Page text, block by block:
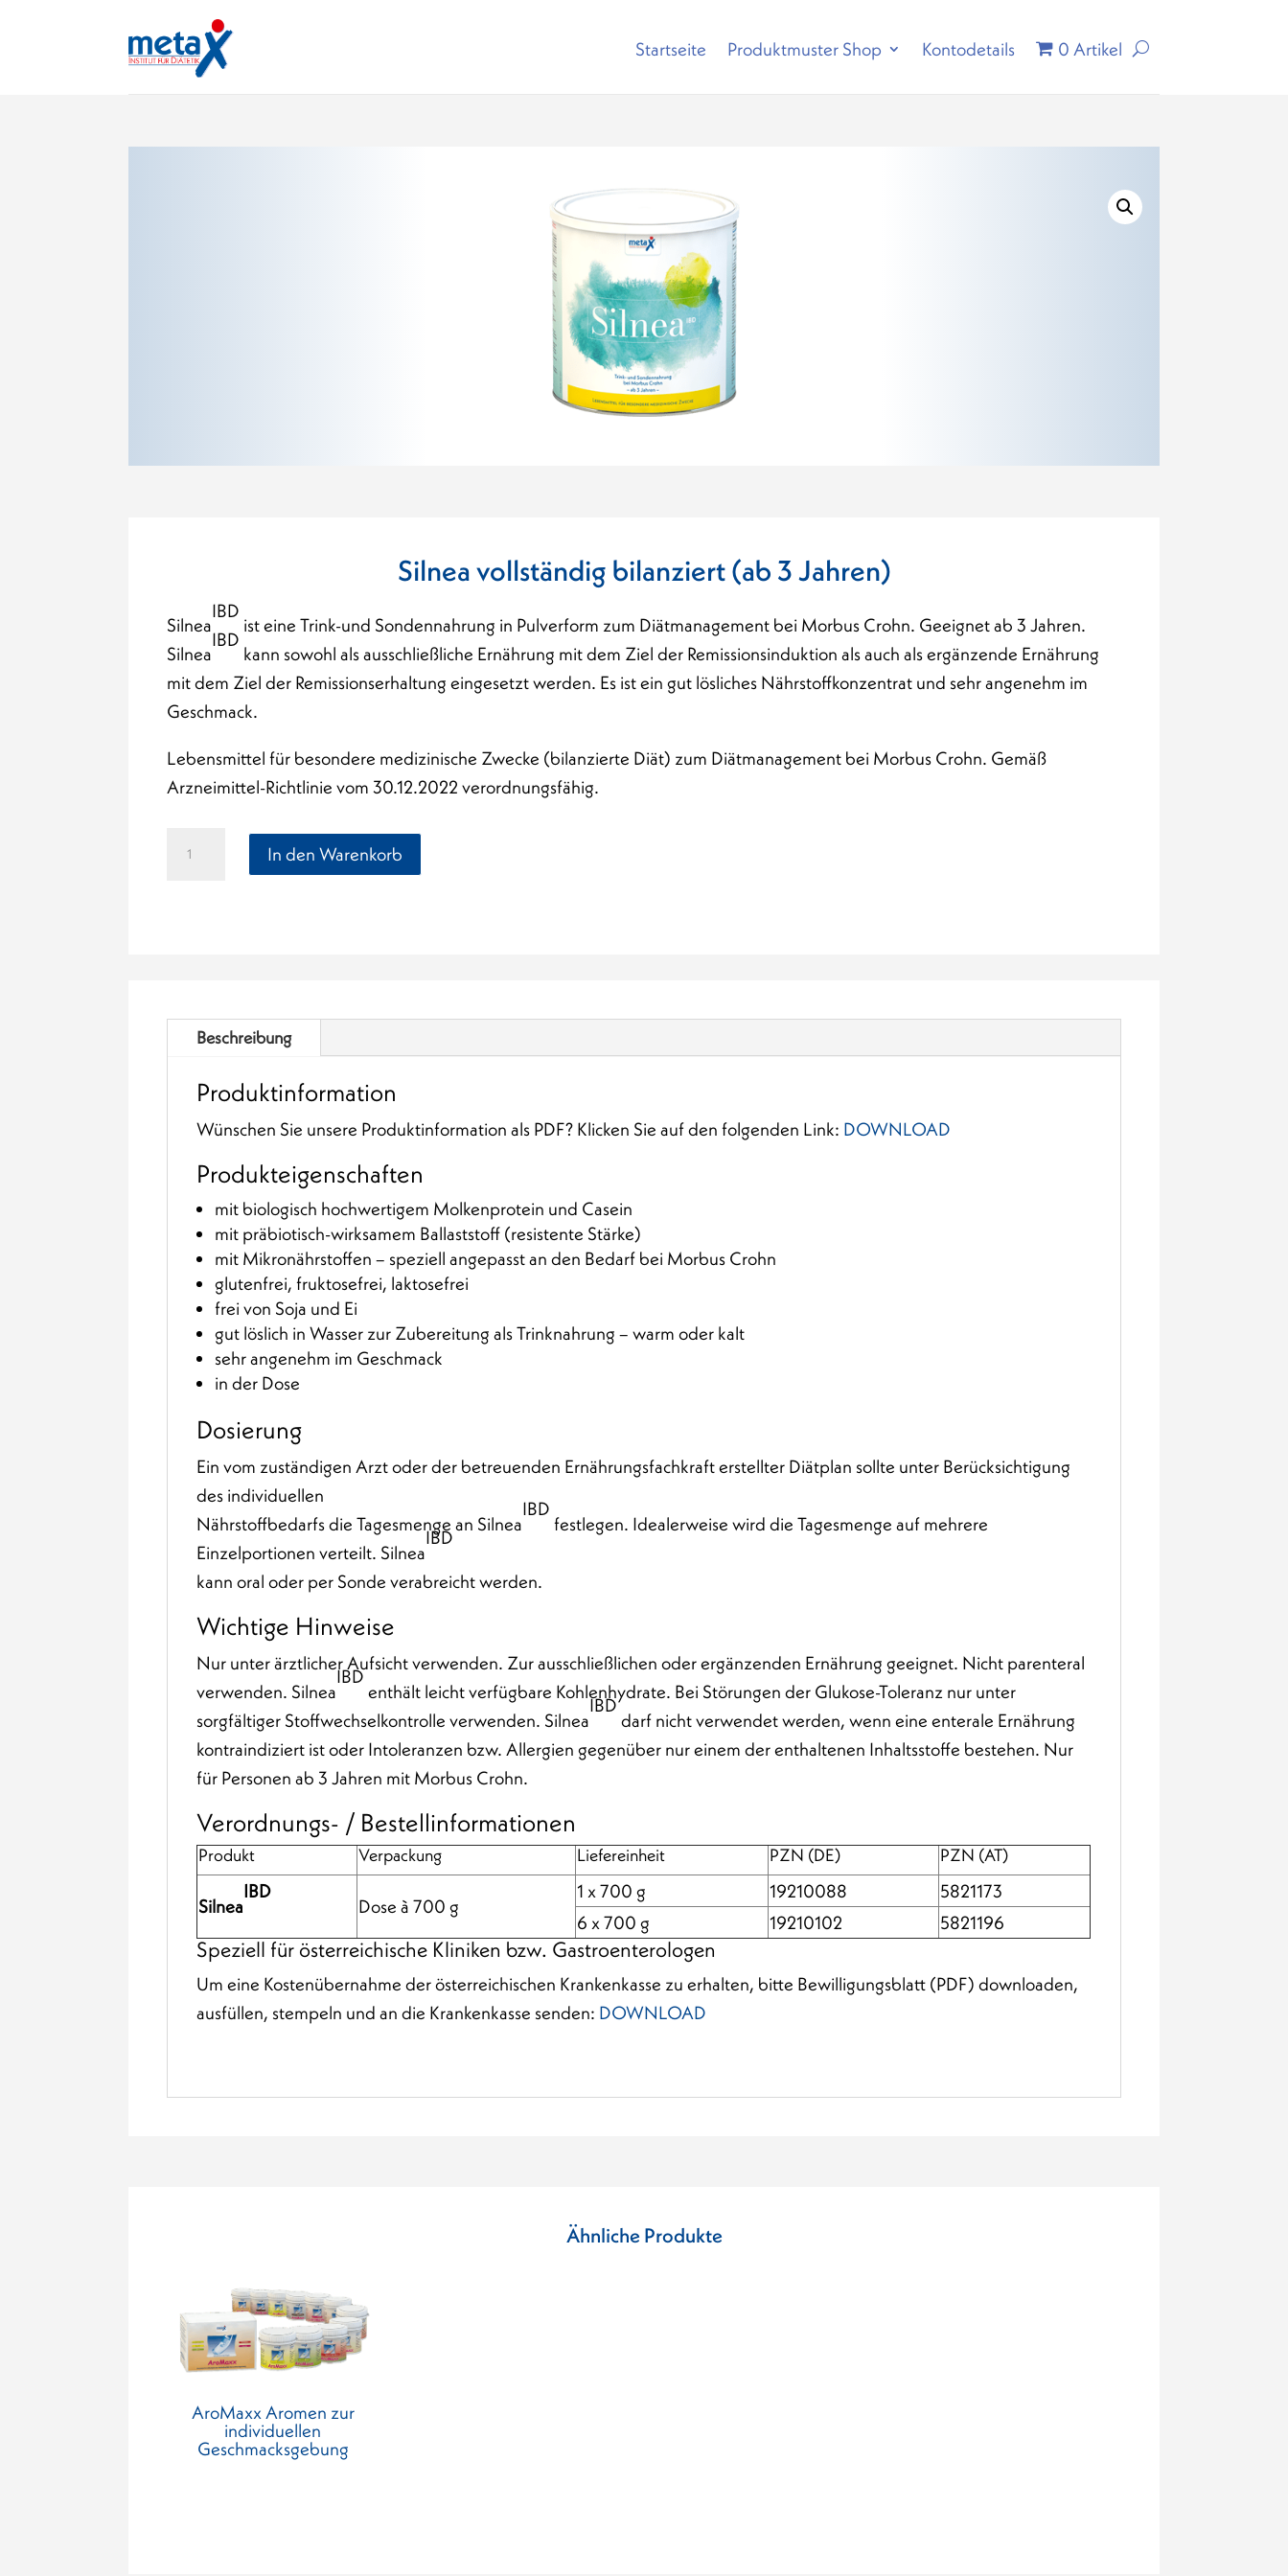
Startseite Produktmuster Shop Kontodetails 0 Artikel
Silnea vollständig bilanziert (ab 3 Jahren)
Silnea
IBD
ist eine Trink-und Sondennahrung in Pulverform zum Diätmanagement bei Morbus Crohn. Geeignet ab 3 Jahren.
Silnea
IBD
kann sowohl als ausschließliche Ernährung mit dem Ziel der Remissionsinduktion als auch als ergänzende Ernährung
mit dem Ziel der Remissionserhaltung eingesetzt werden. Es ist ein gut lösliches Nährstoffkonzentrat und sehr angenehm im
Geschmack.
Lebensmittel für besondere medizinische Zwecke (bilanzierte Diät) zum Diätmanagement bei Morbus Crohn. Gemäß
Arzneimittel-Richtlinie vom 30.12.2022 verordnungsfähig.
Menge
In den Warenkorb
Beschreibung
Produktinformation
Wünschen Sie unsere Produktinformation als PDF? Klicken Sie auf den folgenden Link: DOWNLOAD
Produkteigenschaften
mit biologisch hochwertigem Molkenprotein und Casein
mit präbiotisch-wirksamem Ballaststoff (resistente Stärke)
mit Mikronährstoffen – speziell angepasst an den Bedarf bei Morbus Crohn
glutenfrei, fruktosefrei, laktosefrei
frei von Soja und Ei
gut löslich in Wasser zur Zubereitung als Trinknahrung – warm oder kalt
sehr angenehm im Geschmack
in der Dose
Dosierung
Ein vom zuständigen Arzt oder der betreuenden Ernährungsfachkraft erstellter Diätplan sollte unter Berücksichtigung
des individuellen
Nährstoffbedarfs die Tagesmenge an Silnea
IBD
festlegen. Idealerweise wird die Tagesmenge auf mehrere
Einzelportionen verteilt. Silnea
IBD
kann oral oder per Sonde verabreicht werden.
Wichtige Hinweise
Nur unter ärztlicher Aufsicht verwenden. Zur ausschließlichen oder ergänzenden Ernährung geeignet. Nicht parenteral
verwenden. Silnea
IBD
enthält leicht verfügbare Kohlenhydrate. Bei Störungen der Glukose-Toleranz nur unter
sorgfältiger Stoffwechselkontrolle verwenden. Silnea
IBD
darf nicht verwendet werden, wenn eine enterale Ernährung
kontraindiziert ist oder Intoleranzen bzw. Allergien gegenüber nur einem der enthaltenen Inhaltsstoffe bestehen. Nur
für Personen ab 3 Jahren mit Morbus Crohn.
Verordnungs- / Bestellinformationen
Produkt Verpackung Liefereinheit PZN (DE) PZN (AT)
Silnea
IBD
Dose à 700 g
1 x 700 g 19210088
5821173
6 x 700 g
19210102 5821196
Speziell für österreichische Kliniken bzw. Gastroenterologen
Um eine Kostenübernahme der österreichischen Krankenkasse zu erhalten, bitte Bewilligungsblatt (PDF) downloaden,
ausfüllen, stempeln und an die Krankenkasse senden: DOWNLOAD
Ähnliche Produkte
AroMaxx Aromen zur
individuellen
Geschmacksgebung